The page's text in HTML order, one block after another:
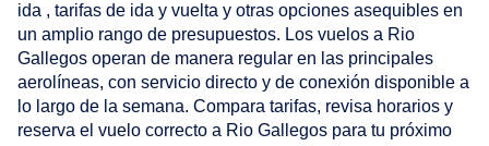
ida , tarifas de ida y vuelta y otras opciones asequibles en
un amplio rango de presupuestos. Los vuelos a Rio
Gallegos operan de manera regular en las principales
aerolíneas, con servicio directo y de conexión disponible a
lo largo de la semana. Compara tarifas, revisa horarios y
reserva el vuelo correcto a Rio Gallegos para tu próximo